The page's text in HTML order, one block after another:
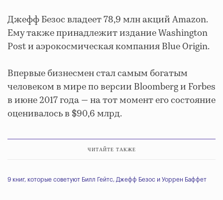
Джефф Безос владеет 78,9 млн акций Amazon.
Ему также принадлежит издание Washington
Post и аэрокосмическая компания Blue Origin.
Впервые бизнесмен стал самым богатым
человеком в мире по версии Bloomberg и Forbes
в июне 2017 года — на тот момент его состояние
оценивалось в $90,6 млрд.
ЧИТАЙТЕ ТАКЖЕ
9 книг, которые советуют Билл Гейтс, Джефф Безос и Уоррен Баффет